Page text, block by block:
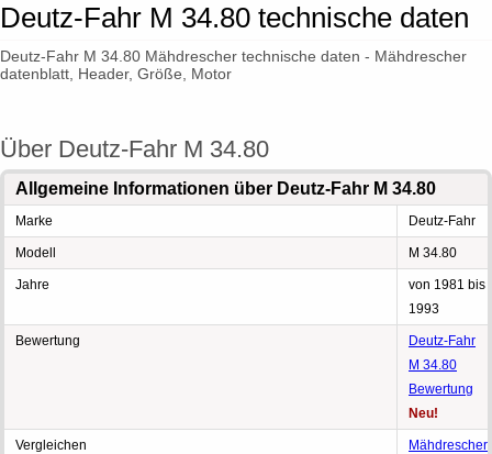
Deutz-Fahr M 34.80 technische daten
Deutz-Fahr M 34.80 Mähdrescher technische daten - Mähdrescher
datenblatt, Header, Größe, Motor
Über Deutz-Fahr M 34.80
Allgemeine Informationen über Deutz-Fahr M 34.80
Marke Deutz-Fahr
Modell M 34.80
Jahre
von 1981 bis
1993
Bewertung
Deutz-Fahr
M 34.80
Bewertung
Neu!
Vergleichen
Mähdrescher